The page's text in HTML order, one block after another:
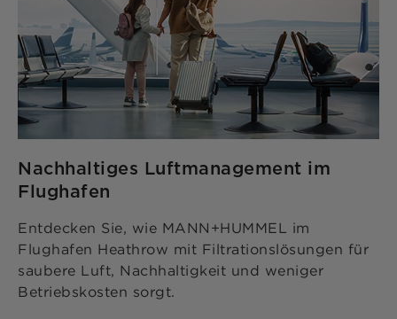
Nachhaltiges Luftmanagement im
Flughafen
Entdecken Sie, wie MANN+HUMMEL im
Flughafen Heathrow mit Filtrationslösungen für
saubere Luft, Nachhaltigkeit und weniger
Betriebskosten sorgt.